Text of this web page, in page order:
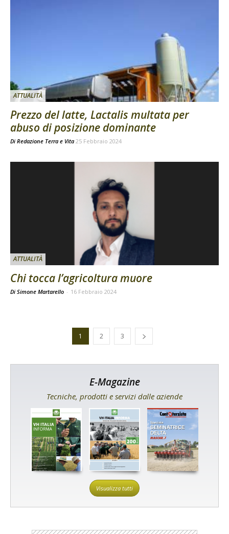
ATTUALITÀ
Prezzo del latte, Lactalis multata per
abuso di posizione dominante
Di Redazione Terra e Vita 25 Febbraio 2024
ATTUALITÀ
Chi tocca l’agricoltura muore
Di Simone Martarello - 16 Febbraio 2024
1 2 3
E-Magazine
Tecniche, prodotti e servizi dalle aziende
Visualizza tutti